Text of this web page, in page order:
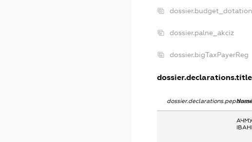
dossier.budget_dotation
dossier.palne_akciz
dossier.bigTaxPayerReg
dossier.declarations.title
dossier.declarations.pepName